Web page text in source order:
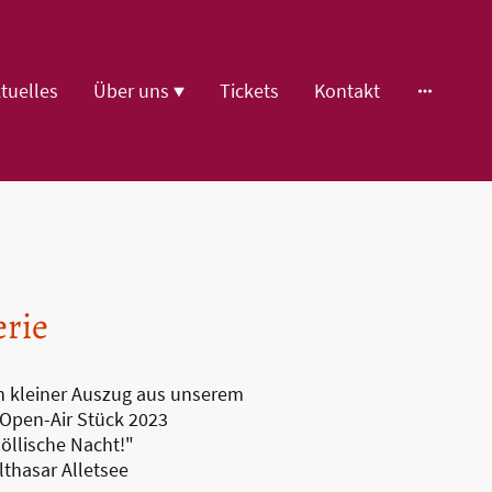
Über uns Tickets Kontakt
kleiner Auszug aus unserem
Air Stück 2023
Nacht!"
Alletsee